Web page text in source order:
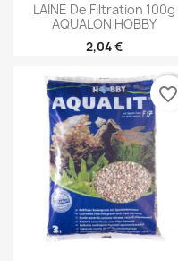
LAINE De Filtration 100g
AQUALON HOBBY
2,04 €
favorite_border